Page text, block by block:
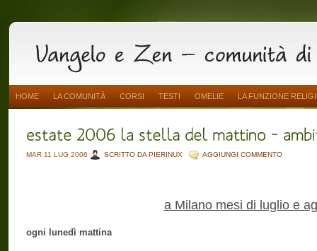
HOME LA COMUNITÀ CORSI TESTI OMELIE LA FUNZIONE
MAR 11 LUG 2006 SCRITTO DA PIERINUX AGGIUNGI COMMENTO
a Milano mesi di luglio e
ogni lunedì mattina